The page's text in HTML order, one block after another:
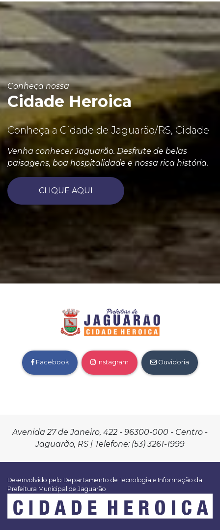
Conheça nossa
Cidade Heroica
Conheça a Cidade de Jaguarão/RS, Cidade
Venha conhecer Jaguarão. Desfrute de belas
paisagens, boa hospitalidade e nossa rica história.
CLIQUE AQUI
Facebook Instagram Ouvidoria
Avenida 27 de Janeiro, 422 - 96300-000 - Centro -
Jaguarão, RS | Telefone: (53) 3261-1999
Desenvolvido pelo Departamento de Tecnologia e Informação da
Prefeitura Municipal de Jaguarão